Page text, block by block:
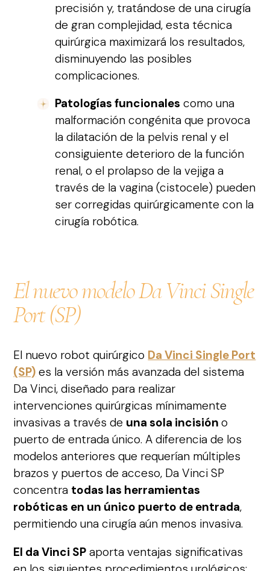
precisión y, tratándose de una cirugía
de gran complejidad, esta técnica
quirúrgica maximizará los resultados,
disminuyendo las posibles
complicaciones.
Patologías funcionales como una
malformación congénita que provoca
la dilatación de la pelvis renal y el
consiguiente deterioro de la función
renal, o el prolapso de la vejiga a
través de la vagina (cistocele) pueden
ser corregidas quirúrgicamente con la
cirugía robótica.
El nuevo modelo Da Vinci Single
Port (SP)
El nuevo robot quirúrgico Da Vinci Single Port
(SP) es la versión más avanzada del sistema
Da Vinci, diseñado para realizar
intervenciones quirúrgicas mínimamente
invasivas a través de una sola incisióno
puerto de entrada único. A diferencia de los
modelos anteriores que requerían múltiples
brazos y puertos de acceso, Da Vinci SP
concentra todas las herramientas
robóticas en un único puerto de entrada,
permitiendo una cirugía aún menos invasiva.
El da Vinci SP aporta ventajas significativas